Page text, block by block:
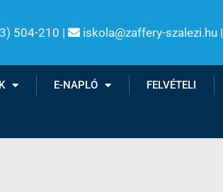
504-210 | iskola@zaffery-szalezi.hu |
E-NAPLÓ FELVÉTELI